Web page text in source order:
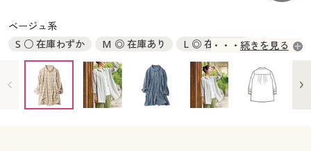
大きいサイズ 事務・制服
カタログ・チラシからのご注文
デジタルカタログ
カタログ無料プレゼント
カタログ無料プレゼント
会員メニュー
ベージュ系
S ○ 在庫わずか
M ◎ 在庫あり
L ◎ 在庫あり
LL ◎ 在庫あり
3L ○ 在庫わずか
続きを見る